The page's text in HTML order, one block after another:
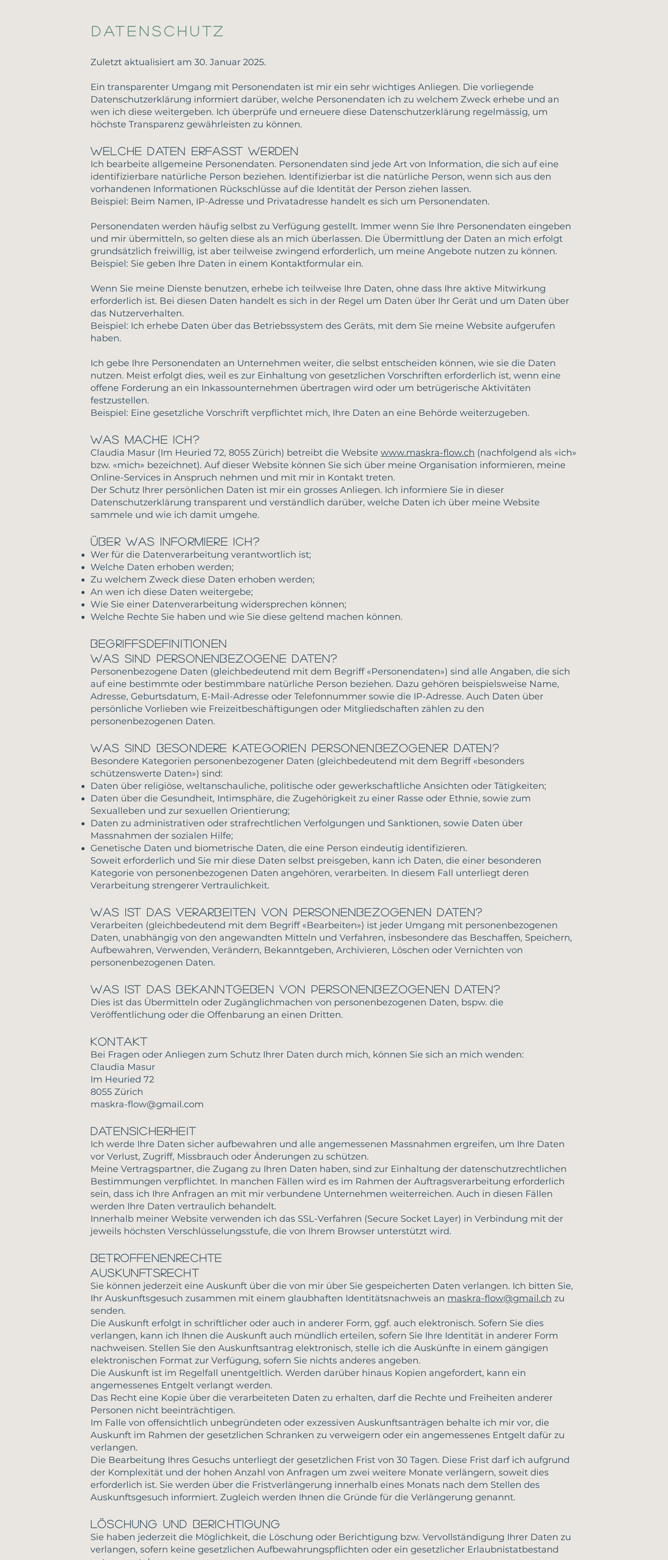
Datenschutz
Zuletzt aktualisiert am 30. Januar 2025.
Ein transparenter Umgang mit Personendaten ist mir ein sehr wichtiges Anliegen. Die vorliegende
Datenschutzerklärung informiert darüber, welche Personendaten ich zu welchem Zweck erhebe und an
wen ich diese weitergeben. Ich überprüfe und erneuere diese Datenschutzerklärung regelmässig, um
höchste Transparenz gewährleisten zu können.
Welche Daten erfasst werden
Ich bearbeite allgemeine Personendaten. Personendaten sind jede Art von Information, die sich auf eine
identifizierbare natürliche Person beziehen. Identifizierbar ist die natürliche Person, wenn sich aus den
vorhandenen Informationen Rückschlüsse auf die Identität der Person ziehen lassen.
Beispiel: Beim Namen, IP-Adresse und Privatadresse handelt es sich um Personendaten.
Personendaten werden häufig selbst zu Verfügung gestellt. Immer wenn Sie Ihre Personendaten eingeben
und mir übermitteln, so gelten diese als an mich überlassen. Die Übermittlung der Daten an mich erfolgt
grundsätzlich freiwillig, ist aber teilweise zwingend erforderlich, um meine Angebote nutzen zu können.
Beispiel: Sie geben Ihre Daten in einem Kontaktformular ein.
Wenn Sie meine Dienste benutzen, erhebe ich teilweise Ihre Daten, ohne dass Ihre aktive Mitwirkung
erforderlich ist. Bei diesen Daten handelt es sich in der Regel um Daten über Ihr Gerät und um Daten über
das Nutzerverhalten.
Beispiel: Ich erhebe Daten über das Betriebssystem des Geräts, mit dem Sie meine Website aufgerufen
haben.
Ich gebe Ihre Personendaten an Unternehmen weiter, die selbst entscheiden können, wie sie die Daten
nutzen. Meist erfolgt dies, weil es zur Einhaltung von gesetzlichen Vorschriften erforderlich ist, wenn eine
offene Forderung an ein Inkassounternehmen übertragen wird oder um betrügerische Aktivitäten
festzustellen.
Beispiel: Eine gesetzliche Vorschrift verpflichtet mich, Ihre Daten an eine Behörde weiterzugeben.​​​
Was mache ich?
Claudia Masur (Im Heuried 72, 8055 Zürich) betreibt die Website www.maskra-flow.ch (nachfolgend als «ich»
bzw. «mich» bezeichnet). Auf dieser Website können Sie sich über meine Organisation informieren, meine
Online-Services in Anspruch nehmen und mit mir in Kontakt treten.
Der Schutz Ihrer persönlichen Daten ist mir ein grosses Anliegen. Ich informiere Sie in dieser
Datenschutzerklärung transparent und verständlich darüber, welche Daten ich über meine Website
sammele und wie ich damit umgehe.
Über was informiere ich?
Wer für die Datenverarbeitung verantwortlich ist;
Welche Daten erhoben werden;
Zu welchem Zweck diese Daten erhoben werden;
An wen ich diese Daten weitergebe;
Wie Sie einer Datenverarbeitung widersprechen können;
Welche Rechte Sie haben und wie Sie diese geltend machen können.
Begriffsdefinitionen
Was sind personenbezogene Daten?
Personenbezogene Daten (gleichbedeutend mit dem Begriff «Personendaten») sind alle Angaben, die sich
auf eine bestimmte oder bestimmbare natürliche Person beziehen. Dazu gehören beispielsweise Name,
Adresse, Geburtsdatum, E-Mail-Adresse oder Telefonnummer sowie die IP-Adresse. Auch Daten über
persönliche Vorlieben wie Freizeitbeschäftigungen oder Mitgliedschaften zählen zu den
personenbezogenen Daten.
Was sind besondere Kategorien personenbezogener Daten?
Besondere Kategorien personenbezogener Daten (gleichbedeutend mit dem Begriff «besonders
schützenswerte Daten») sind:
Daten über religiöse, weltanschauliche, politische oder gewerkschaftliche Ansichten oder Tätigkeiten;
Daten über die Gesundheit, Intimsphäre, die Zugehörigkeit zu einer Rasse oder Ethnie, sowie zum
Sexualleben und zur sexuellen Orientierung;
Daten zu administrativen oder strafrechtlichen Verfolgungen und Sanktionen, sowie Daten über
Massnahmen der sozialen Hilfe;
Genetische Daten und biometrische Daten, die eine Person eindeutig identifizieren.
Soweit erforderlich und Sie mir diese Daten selbst preisgeben, kann ich Daten, die einer besonderen
Kategorie von personenbezogenen Daten angehören, verarbeiten. In diesem Fall unterliegt deren
Verarbeitung strengerer Vertraulichkeit.
Was ist das Verarbeiten von personenbezogenen Daten?
Verarbeiten (gleichbedeutend mit dem Begriff «Bearbeiten») ist jeder Umgang mit personenbezogenen
Daten, unabhängig von den angewandten Mitteln und Verfahren, insbesondere das Beschaffen, Speichern,
Aufbewahren, Verwenden, Verändern, Bekanntgeben, Archivieren, Löschen oder Vernichten von
personenbezogenen Daten.
Was ist das Bekanntgeben von personenbezogenen Daten?
Dies ist das Übermitteln oder Zugänglichmachen von personenbezogenen Daten, bspw. die
Veröffentlichung oder die Offenbarung an einen Dritten.
Kontakt
Bei Fragen oder Anliegen zum Schutz Ihrer Daten durch mich, können Sie sich an mich wenden:
Claudia Masur
Im Heuried 72
8055 Zürich
maskra-flow@gmail.com
Datensicherheit
Ich werde Ihre Daten sicher aufbewahren und alle angemessenen Massnahmen ergreifen, um Ihre Daten
vor Verlust, Zugriff, Missbrauch oder Änderungen zu schützen.
Meine Vertragspartner, die Zugang zu Ihren Daten haben, sind zur Einhaltung der datenschutzrechtlichen
Bestimmungen verpflichtet. In manchen Fällen wird es im Rahmen der Auftragsverarbeitung erforderlich
sein, dass ich Ihre Anfragen an mit mir verbundene Unternehmen weiterreichen. Auch in diesen Fällen
werden Ihre Daten vertraulich behandelt.
Innerhalb meiner Website verwenden ich das SSL-Verfahren (Secure Socket Layer) in Verbindung mit der
jeweils höchsten Verschlüsselungsstufe, die von Ihrem Browser unterstützt wird.
Betroffenenrechte
Auskunftsrecht
Sie können jederzeit eine Auskunft über die von mir über Sie gespeicherten Daten verlangen. Ich bitten Sie,
Ihr Auskunftsgesuch zusammen mit einem glaubhaften Identitätsnachweis an maskra-flow@gmail.ch zu
senden.
Die Auskunft erfolgt in schriftlicher oder auch in anderer Form, ggf. auch elektronisch. Sofern Sie dies
verlangen, kann ich Ihnen die Auskunft auch mündlich erteilen, sofern Sie Ihre Identität in anderer Form
nachweisen. Stellen Sie den Auskunftsantrag elektronisch, stelle ich die Auskünfte in einem gängigen
elektronischen Format zur Verfügung, sofern Sie nichts anderes angeben.
Die Auskunft ist im Regelfall unentgeltlich. Werden darüber hinaus Kopien angefordert, kann ein
angemessenes Entgelt verlangt werden.
Das Recht eine Kopie über die verarbeiteten Daten zu erhalten, darf die Rechte und Freiheiten anderer
Personen nicht beeinträchtigen.
Im Falle von offensichtlich unbegründeten oder exzessiven Auskunftsanträgen behalte ich mir vor, die
Auskunft im Rahmen der gesetzlichen Schranken zu verweigern oder ein angemessenes Entgelt dafür zu
verlangen.
Die Bearbeitung Ihres Gesuchs unterliegt der gesetzlichen Frist von 30 Tagen. Diese Frist darf ich aufgrund
der Komplexität und der hohen Anzahl von Anfragen um zwei weitere Monate verlängern, soweit dies
erforderlich ist. Sie werden über die Fristverlängerung innerhalb eines Monats nach dem Stellen des
Auskunftsgesuch informiert. Zugleich werden Ihnen die Gründe für die Verlängerung genannt.
Löschung und Berichtigung
Sie haben jederzeit die Möglichkeit, die Löschung oder Berichtigung bzw. Vervollständigung Ihrer Daten zu
verlangen, sofern keine gesetzlichen Aufbewahrungspflichten oder ein gesetzlicher Erlaubnistatbestand